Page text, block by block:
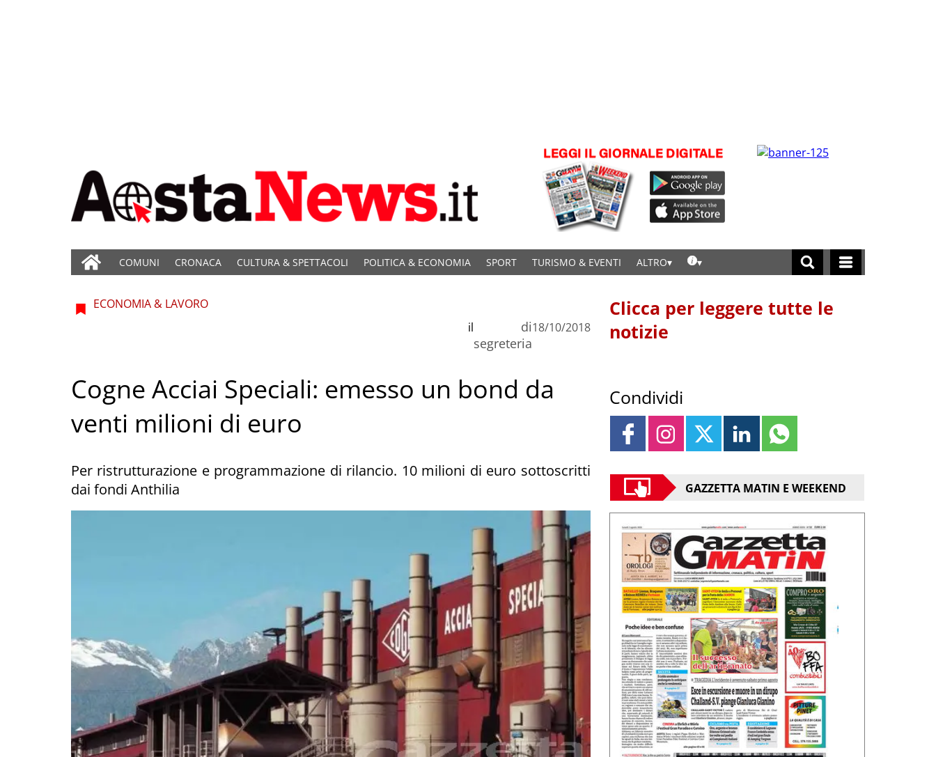
COMUNI CRONACA CULTURA & SPETTACOLI POLITICA & ECONOMIA SPORT TURISMO & EVENTI ALTRO
ECONOMIA & LAVORO
di
segreteria
il 18/10/2018
Cogne Acciai Speciali: emesso un bond da
venti milioni di euro
Per ristrutturazione e programmazione di rilancio. 10 milioni di euro sottoscritti
dai fondi Anthilia
Clicca per leggere tutte le
notizie
Condividi
GAZZETTA MATIN E WEEKEND